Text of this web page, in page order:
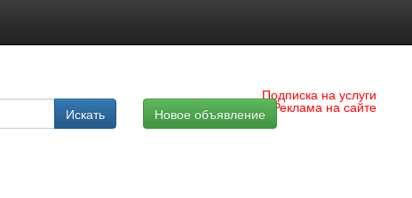
Подписка на услуги
Реклама на сайте
Искать Новое объявление